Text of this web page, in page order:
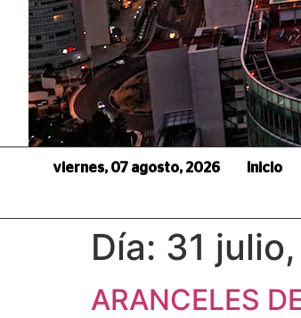
viernes, 07 agosto, 2026 Inicio
Día: 31
ARANCELES